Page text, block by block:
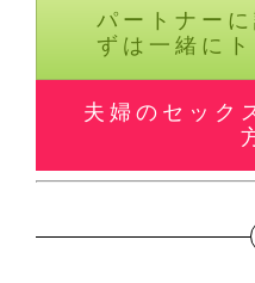
パートナー
ずは一緒に
夫婦のセック